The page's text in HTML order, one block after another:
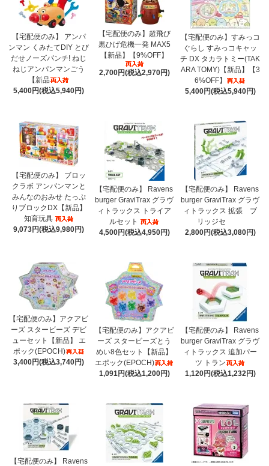
【宅配便のみ】 アンパ
ンマン くみたてDIY とび
だせノーズパンチ! ねじ
ねじアンパンマンごう
【新品
5,400円(税込5,940円)
【宅配便のみ】超飛び
黒ひげ危機一発 MAX5
【新品】【9%OFF】
2,700円(税込2,970円)
【宅配便のみ】すみっコ
ぐらし すみっコキャッ
チ DX タカラトミー(TAK
ARA TOMY)【新品】【3
6%OFF】
5,400円(税込5,940円)
【宅配便のみ】 ブロッ
クラボ アンパンマンと
みんなのおみせ たっぷ
りブロックDX【新品】
知育玩具
9,073円(税込9,980円)
【宅配便のみ】 Ravens
burger GraviTrax グラヴ
ィトラックス トライア
ルセット
4,500円(税込4,950円)
【宅配便のみ】 Ravens
burger GraviTrax グラヴ
ィトラックス 拡張 ブ
リッジセ
2,800円(税込3,080円)
【宅配便のみ】アクアビ
ーズ スタービーズ デビ
ューセット【新品】 エ
ポック(EPOCH)
3,400円(税込3,740円)
【宅配便のみ】アクアビ
ーズ スタービーズとう
めい8色セット【新品】
エポック(EPOCH)
1,091円(税込1,200円)
【宅配便のみ】 Ravens
burger GraviTrax グラヴ
ィトラックス 追加パー
ツ トラン
1,120円(税込1,232円)
【宅配便のみ】 Ravens